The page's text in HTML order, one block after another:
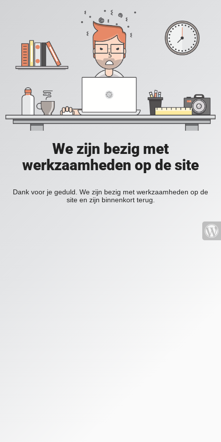
We zijn bezig met
werkzaamheden op de site
Dank voor je geduld. We zijn bezig met werkzaamheden op de
site en zijn binnenkort terug.